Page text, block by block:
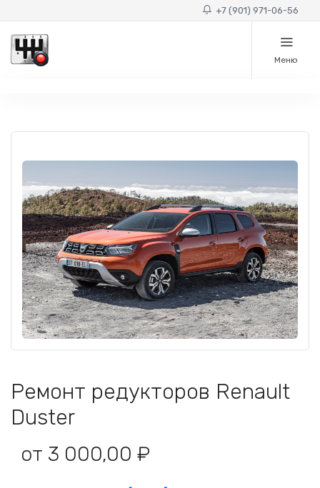
+7 (901) 971-06-56
Меню
Ремонт редукторов Renault
Duster
от 3 000,00 ₽